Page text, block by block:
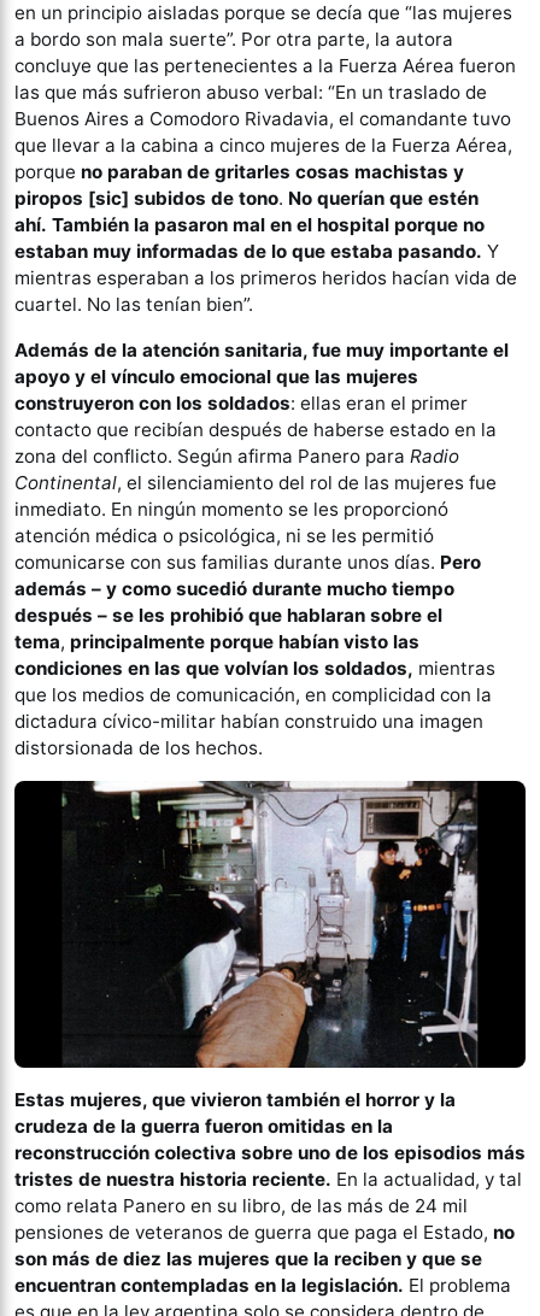
en un principio aisladas porque se decía que “las mujeres
a bordo son mala suerte”. Por otra parte, la autora
concluye que las pertenecientes a la Fuerza Aérea fueron
las que más sufrieron abuso verbal: “En un traslado de
Buenos Aires a Comodoro Rivadavia, el comandante tuvo
que llevar a la cabina a cinco mujeres de la Fuerza Aérea,
porque no paraban de gritarles cosas machistas y
piropos [sic] subidos de tono. No querían que estén
ahí. También la pasaron mal en el hospital porque no
estaban muy informadas de lo que estaba pasando. Y
mientras esperaban a los primeros heridos hacían vida de
cuartel. No las tenían bien”.
Además de la atención sanitaria, fue muy importante el
apoyo y el vínculo emocional que las mujeres
construyeron con los soldados: ellas eran el primer
contacto que recibían después de haberse estado en la
zona del conflicto. Según afirma Panero para Radio
Continental, el silenciamiento del rol de las mujeres fue
inmediato. En ningún momento se les proporcionó
atención médica o psicológica, ni se les permitió
comunicarse con sus familias durante unos días. Pero
además – y como sucedió durante mucho tiempo
después – se les prohibió que hablaran sobre el
tema, principalmente porque habían visto las
condiciones en las que volvían los soldados, mientras
que los medios de comunicación, en complicidad con la
dictadura cívico-militar habían construido una imagen
distorsionada de los hechos.
Estas mujeres, que vivieron también el horror y la
crudeza de la guerra fueron omitidas en la
reconstrucción colectiva sobre uno de los episodios más
tristes de nuestra historia reciente. En la actualidad, y tal
como relata Panero en su libro, de las más de 24 mil
pensiones de veteranos de guerra que paga el Estado, no
son más de diez las mujeres que la reciben y que se
encuentran contempladas en la legislación. El problema